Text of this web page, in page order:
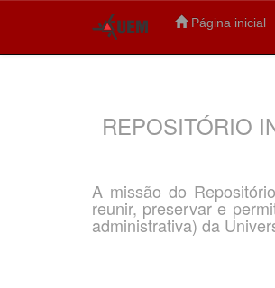
Página inicial
REPOSITÓRIO
A missão do
reunir, preservar e
administrativa) da